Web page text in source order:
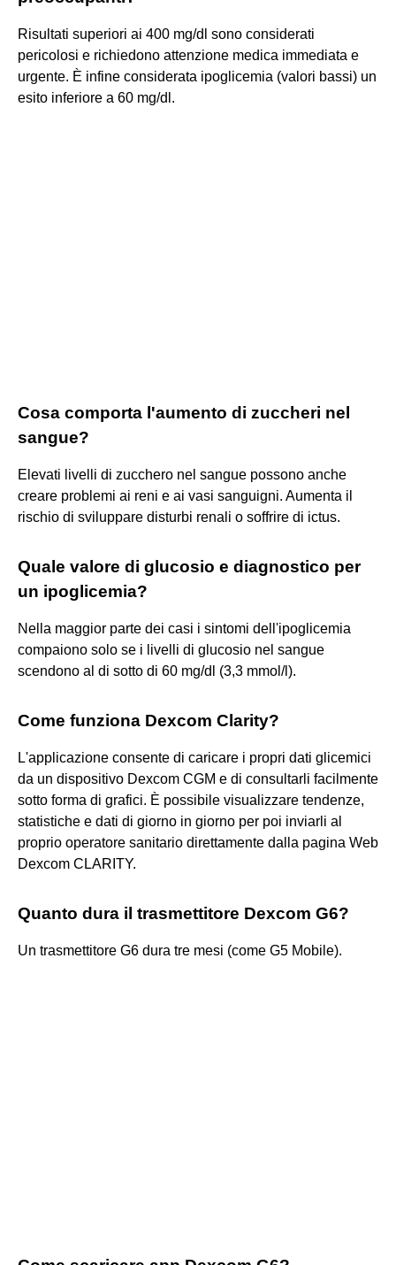
Risultati superiori ai 400 mg/dl sono considerati
pericolosi e richiedono attenzione medica immediata e
urgente. È infine considerata ipoglicemia (valori bassi) un
esito inferiore a 60 mg/dl.
Cosa comporta l'aumento di zuccheri nel
sangue?
Elevati livelli di zucchero nel sangue possono anche
creare problemi ai reni e ai vasi sanguigni. Aumenta il
rischio di sviluppare disturbi renali o soffrire di ictus.
Quale valore di glucosio e diagnostico per
un ipoglicemia?
Nella maggior parte dei casi i sintomi dell'ipoglicemia
compaiono solo se i livelli di glucosio nel sangue
scendono al di sotto di 60 mg/dl (3,3 mmol/l).
Come funziona Dexcom Clarity?
L'applicazione consente di caricare i propri dati glicemici
da un dispositivo Dexcom CGM e di consultarli facilmente
sotto forma di grafici. È possibile visualizzare tendenze,
statistiche e dati di giorno in giorno per poi inviarli al
proprio operatore sanitario direttamente dalla pagina Web
Dexcom CLARITY.
Quanto dura il trasmettitore Dexcom G6?
Un trasmettitore G6 dura tre mesi (come G5 Mobile).